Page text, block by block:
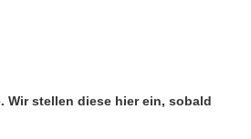
Wir stellen diese hier ein, sobald